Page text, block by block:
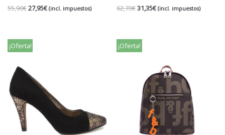
55,90€27,95€ (incl. impuestos)
62,70€31,35€ (incl. impuestos)
¡Oferta! ¡Oferta!